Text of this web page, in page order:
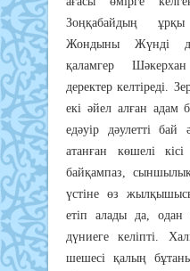
Зоңқабайдың ұрқы
Жондыны Жүнді
қаламгер
деректер келтіреді.
екі әйел алған адам
едәуір дәулетті
атанған көшелі
байқампаз, сыншылық
үстіне өз
етіп алады да,
дүниеге келіпті.
шешесі қалың